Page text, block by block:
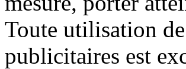
Toute utilisation
publicitaires est